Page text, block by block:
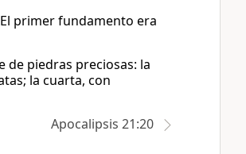
primer fundamento era
de piedras preciosas: la
la cuarta, con
Apocalipsis 21:20